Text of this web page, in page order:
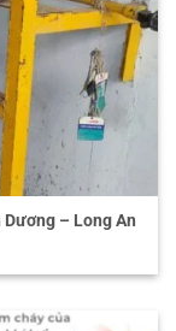
– Long An